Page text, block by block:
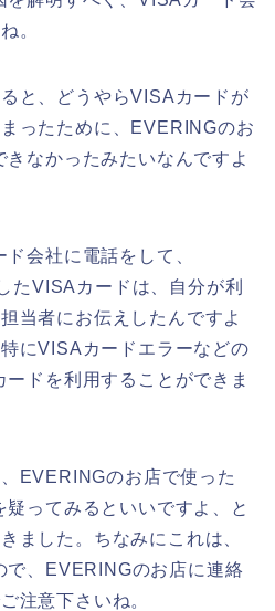
。
と、どうやらVISAカードが
ったために、EVERINGのお
なかったみたいなんですよ
会社に電話をして、
たVISAカードは、自分が利
当者にお伝えしたんですよ
にVISAカードエラーなどの
ドを利用することができま
EVERINGのお店で使った
ってみるといいですよ、と
ました。ちなみにこれは、
、EVERINGのお店に連絡
注意下さいね。